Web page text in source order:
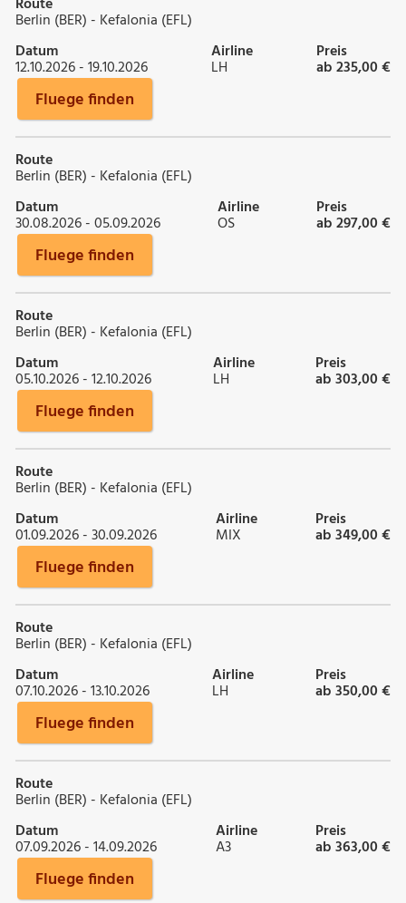
Berlin (BER) - Kefalonia (EFL)
Datum
12.10.2026 - 19.10.2026
Airline
LH
Preis
ab 235,00 €
Fluege finden
Route
Berlin (BER) - Kefalonia (EFL)
Datum
30.08.2026 - 05.09.2026
Airline
OS
Preis
ab 297,00 €
Fluege finden
Route
Berlin (BER) - Kefalonia (EFL)
Datum
05.10.2026 - 12.10.2026
Airline
LH
Preis
ab 303,00 €
Fluege finden
Route
Berlin (BER) - Kefalonia (EFL)
Datum
01.09.2026 - 30.09.2026
Airline
MIX
Preis
ab 349,00 €
Fluege finden
Route
Berlin (BER) - Kefalonia (EFL)
Datum
07.10.2026 - 13.10.2026
Airline
LH
Preis
ab 350,00 €
Fluege finden
Route
Berlin (BER) - Kefalonia (EFL)
Datum
07.09.2026 - 14.09.2026
Airline
A3
Preis
ab 363,00 €
Fluege finden